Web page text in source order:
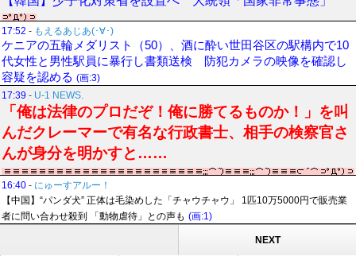
17:52 - もえるあじあ(･∀･)
ケニアの五輪メダリスト（50）、酒に酔い世田谷区の駅構内で10
代女性と男性駅員に暴行し書類送検 防犯カメラの映像を確認し
容疑を認める (画:3)
17:39 - U-1 NEWS.
「俺は法律のプロだぞ！俺に勝てるものか！」を叫
んだクレーマーで有名な行政書士、相手の検察官さ
んが身分を明かすと……
16:40 - にゅーすアルー！
【中国】“パンダ犬” 正体は毛染めした「チャウチャウ」 1匹10万5000円で販売業
者に問い合わせ殺到 「動物虐待」との声も (画:1)
NEXT